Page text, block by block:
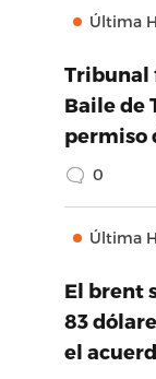
Última
Tribunal
Baile de
permiso
0
Última
El brent
83
el